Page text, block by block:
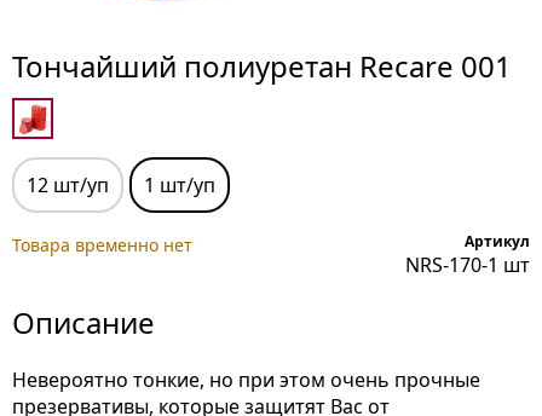
Тончайший полиуретан Recare 001
12 шт/уп 1 шт/уп
Товара временно нет Артикул
NRS-170-1 шт
Описание
Невероятно тонкие, но при этом очень прочные
презервативы, которые защитят Вас от